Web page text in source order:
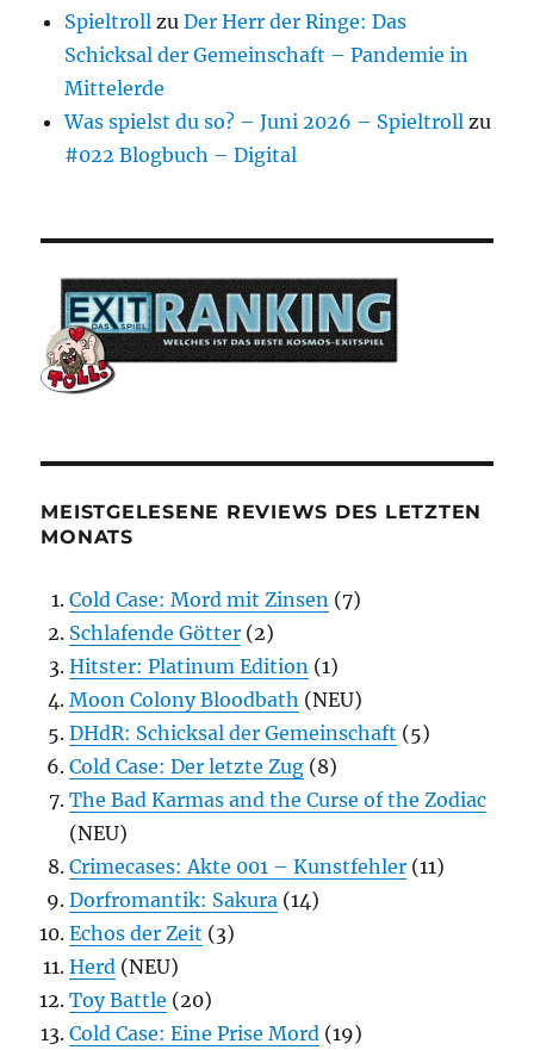
Spieltroll zuDer Herr der Ringe: Das
Schicksal der Gemeinschaft – Pandemie in
Mittelerde
Was spielst du so? – Juni 2026 – Spieltroll zu
#022 Blogbuch – Digital
MEISTGELESENE REVIEWS DES LETZTEN
MONATS
Cold Case: Mord mit Zinsen (7)
Schlafende Götter (2)
Hitster: Platinum Edition (1)
Moon Colony Bloodbath (NEU)
DHdR: Schicksal der Gemeinschaft (5)
Cold Case: Der letzte Zug (8)
The Bad Karmas and the Curse of the Zodiac
(NEU)
Crimecases: Akte 001 – Kunstfehler (11)
Dorfromantik: Sakura (14)
Echos der Zeit (3)
Herd (NEU)
Toy Battle (20)
Cold Case: Eine Prise Mord (19)